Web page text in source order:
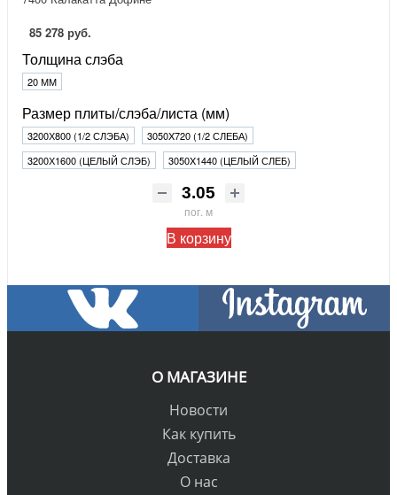
85 278 руб.
Толщина слэба
20 ММ
Размер плиты/слэба/листа (мм)
3200Х800 (1/2 СЛЭБА)
3050X720 (1/2 СЛЕБА)
3200Х1600 (ЦЕЛЫЙ СЛЭБ)
3050X1440 (ЦЕЛЫЙ СЛЕБ)
пог. м
В корзину
О МАГАЗИНЕ
Новости
Как купить
Доставка
О нас